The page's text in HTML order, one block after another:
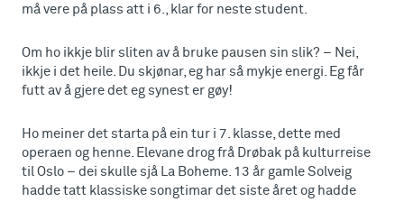
må vere på plass att i 6., klar for neste student.
Om ho ikkje blir sliten av å bruke pausen sin slik? – Nei,
ikkje i det heile. Du skjønar, eg har så mykje energi. Eg får
futt av å gjere det eg synest er gøy!
Ho meiner det starta på ein tur i 7. klasse, dette med
operaen og henne. Elevane drog frå Drøbak på kulturreise
til Oslo – dei skulle sjå La Boheme. 13 år gamle Solveig
hadde tatt klassiske songtimar det siste året og hadde